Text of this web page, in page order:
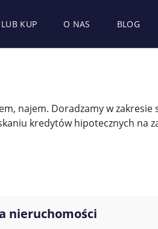
LUB KUP O NAS BLOG
najem. Doradzamy w
kredytów hipotecznych na
nieruchomości